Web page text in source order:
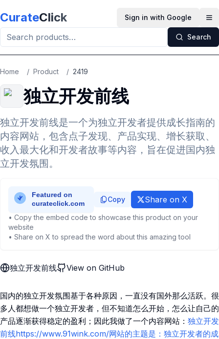
CurateClick Sign in with Google
Search
Home / Product / 2419
独立开发前线
独立开发前线是一个为独立开发者提供成长指南的
内容网站，包含点子发现、产品实现、增长获取、
收入最大化和开发者故事等内容，旨在促进国内独
立开发氛围。
Copy Share on X
• Copy the embed code to showcase this product on your
website
• Share on X to spread the word about this amazing tool
独立开发前线 View on GitHub
国内的独立开发氛围基于各种原因，一直没有国外那么活跃。很
多人都想做一个独立开发者，但不知道怎么开始，怎么让自己的
产品逐渐获得稳定的盈利；因此我做了一个内容网站： 独立开发
前线https://www.91wink.com/网站的主题是：独立开发者的成